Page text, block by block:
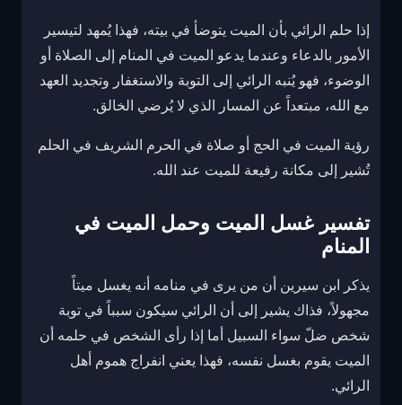
إذا حلم الرائي بأن الميت يتوضأ في بيته، فهذا يُمهد لتيسير
الأمور بالدعاء وعندما يدعو الميت في المنام إلى الصلاة أو
الوضوء، فهو يُنبه الرائي إلى التوبة والاستغفار وتجديد العهد
مع الله، مبتعداً عن المسار الذي لا يُرضي الخالق.
رؤية الميت في الحج أو صلاة في الحرم الشريف في الحلم
تُشير إلى مكانة رفيعة للميت عند الله.
تفسير غسل الميت وحمل الميت في
المنام
يذكر ابن سيرين أن من يرى في منامه أنه يغسل ميتاً
مجهولاً، فذاك يشير إلى أن الرائي سيكون سبباً في توبة
شخص ضلّ سواء السبيل أما إذا رأى الشخص في حلمه أن
الميت يقوم بغسل نفسه، فهذا يعني انفراج هموم أهل
الرائي.